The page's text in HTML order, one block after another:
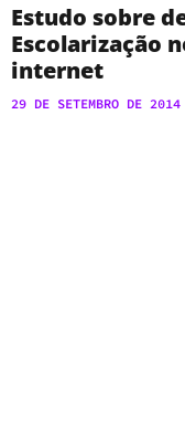
Estudo sobre
Escolarização
internet
29 DE SETEMBRO DE 2014